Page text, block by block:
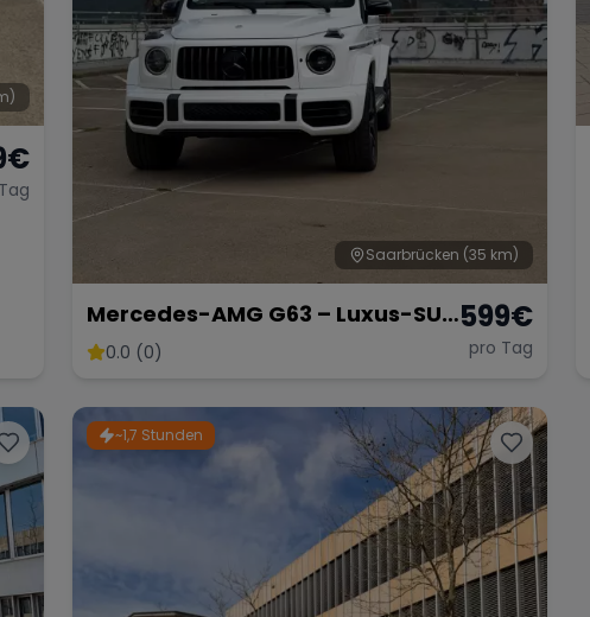
€
Saarbrücken (35 km)
Mercedes-AMG G63 – Luxus-SUV
in Weiß Matt
0.0 (0)
599€
pro Tag
~1,7 Stunden